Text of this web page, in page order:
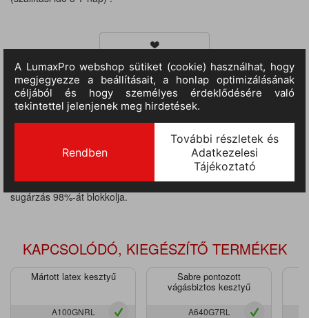
TERMÉKINFORMÁCIÓ
MÉRETTÁBLÁZAT
100% akril,, a közszolgáltatásban régóta kedvelt ez a 100%
akrilból készült, rátétekkel megerősített pulóver. Tépőzáras
vállapokkal és tolltartó zsebbel rendelkezik. Az anyaga az UV
sugárzás 98%-át blokkolja.
KAPCSOLÓDÓ, KIEGÉSZÍTŐ TERMÉKEK
Mártott latex kesztyű
A100GNRL
Sabre pontozott
vágásbiztos kesztyű
A640G7RL